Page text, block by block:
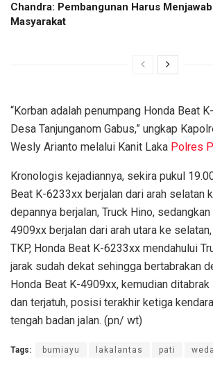
Chandra: Pembangunan Harus
Masyarakat
“Korban adalah penumpang Honda Beat
Desa Tanjunganom Gabus,” ungkap
Wesly Arianto melalui Kanit Laka Polres
Kronologis kejadiannya, sekira pukul
Beat K-6233xx berjalan dari arah selatan
depannya berjalan, Truck Hino,
4909xx berjalan dari arah utara ke
TKP, Honda Beat K-6233xx mendahului
jarak sudah dekat sehingga bertabrakan
Honda Beat K-4909xx, kemudian ditabrak
dan terjatuh, posisi terakhir ketiga
tengah badan jalan. (pn/ wt)
Tags: bumiayu lakalantas pati